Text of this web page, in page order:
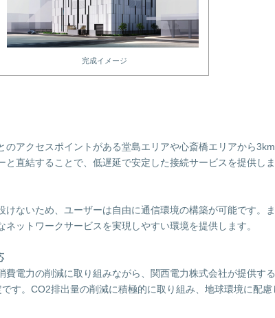
完成イメージ
アクセスポイントがある堂島エリアや心斎橋エリアから
直結することで、低遅延で安定した接続サービスを提供しま
ないため、ユーザーは自由に通信環境の構築が可能です。
ットワークサービスを実現しやすい環境を提供します。
電力の削減に取り組みながら、関西電力株式会社が提供す
す。CO2排出量の削減に積極的に取り組み、地球環境に配